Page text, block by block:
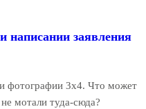
написании заявления
фотографии 3х4. Что может
мотали туда-сюда?